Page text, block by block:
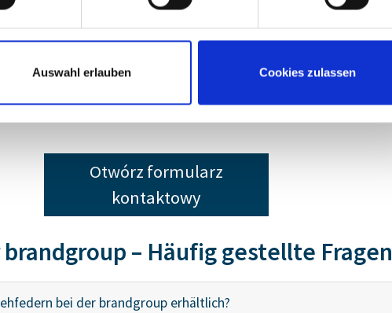
Auswahl erlauben Cookies zulassen
Otwórz formularz
kontaktowy
– Häufig gestellte Fragen
bei der brandgroup erhältlich?